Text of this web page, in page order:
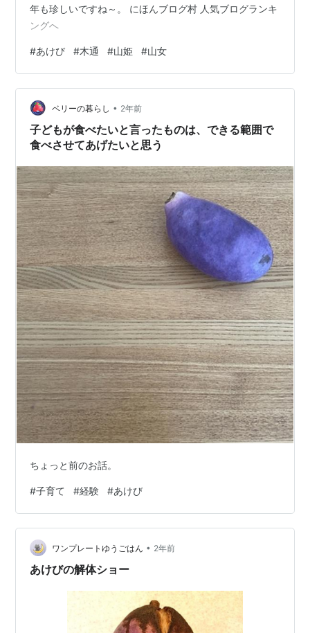
年も珍しいですね～。 にほんブログ村 人気ブログランキ
ングへ
#あけび #木通 #山姫 #山女
ベリーの暮らし • 2年前
子どもが食べたいと言ったものは、できる範囲で
食べさせてあげたいと思う
ちょっと前のお話。
#子育て #経験 #あけび
ワンプレートゆうごはん • 2年前
あけびの解体ショー